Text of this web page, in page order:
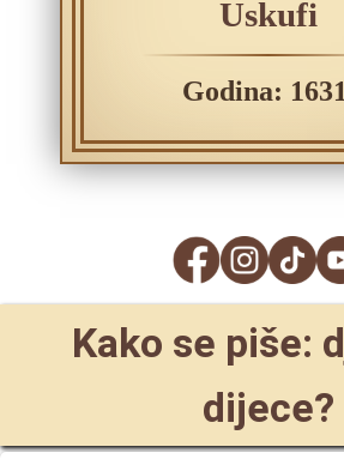
Uskufi
Godina:
Kako se piše:
dijece?